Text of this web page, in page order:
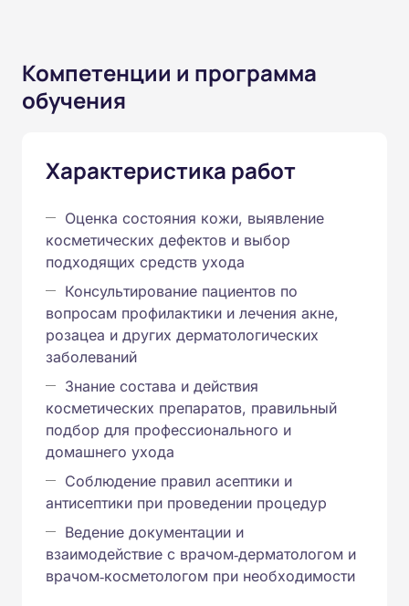
Компетенции и программа
обучения
Характеристика работ
Оценка состояния кожи, выявление
косметических дефектов и выбор
подходящих средств ухода
Консультирование пациентов по
вопросам профилактики и лечения акне,
розацеа и других дерматологических
заболеваний
Знание состава и действия
косметических препаратов, правильный
подбор для профессионального и
домашнего ухода
Соблюдение правил асептики и
антисептики при проведении процедур
Ведение документации и
взаимодействие с врачом‑дерматологом и
врачом‑косметологом при необходимости